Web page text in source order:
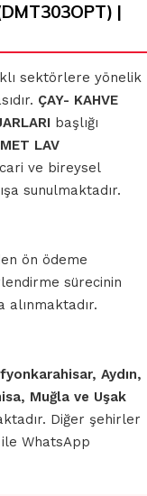
|
sektörlere yönelik
ÇAY- KAHVE
başlığı
LAV
ve bireysel
sunulmaktadır.
ön ödeme
sürecinin
alınmaktadır.
Aydın,
Muğla ve Uşak
Diğer şehirler
WhatsApp